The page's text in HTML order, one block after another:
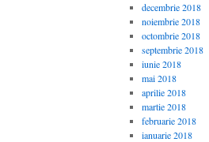
decembrie 2018
noiembrie 2018
octombrie 2018
septembrie 2018
iunie 2018
mai 2018
aprilie 2018
martie 2018
februarie 2018
ianuarie 2018